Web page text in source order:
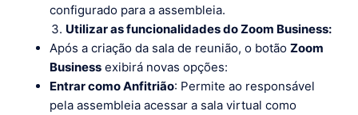
configurado para a assembleia.
Utilizar as funcionalidades do Zoom Business:
Após a criação da sala de reunião, o botãoZoom
Business exibirá novas opções:
Entrar como Anfitrião: Permite ao responsável
pela assembleia acessar a sala virtual como